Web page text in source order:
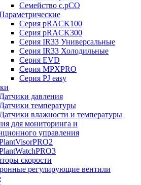
Семейство c.pCO
Серия pRACK100
Серия pRACK300
Серия IR33 Универсальные
Серия IR33 Холодильные
Серия EVD
Серия MPXPRO
Серия PJ easy
Датчики давления
Датчики температуры
Датчики влажности и температуры
для мониторинга и
управления
скорости
регулирующие вентили